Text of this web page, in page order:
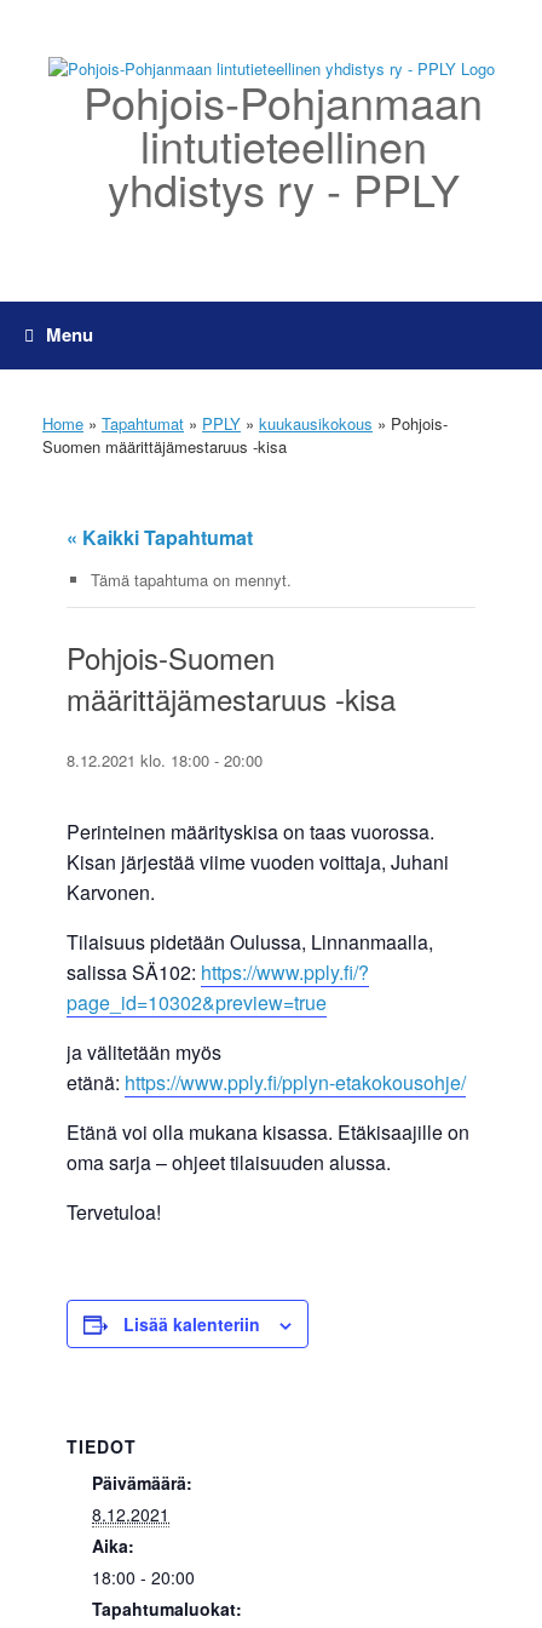
content
Pohjois-Pohjanmaan
lintutieteellinen
yhdistys ry - PPLY
Menu
Home » Tapahtumat » PPLY » kuukausikokous » Pohjois-
Suomen määrittäjämestaruus -kisa
« Kaikki Tapahtumat
Tämä tapahtuma on mennyt.
Pohjois-Suomen
määrittäjämestaruus -kisa
8.12.2021 klo. 18:00 - 20:00
Perinteinen määrityskisa on taas vuorossa.
Kisan järjestää viime vuoden voittaja, Juhani
Karvonen.
Tilaisuus pidetään Oulussa, Linnanmaalla,
salissa SÄ102: https://www.pply.fi/?
page_id=10302&preview=true
ja välitetään myös
etänä: https://www.pply.fi/pplyn-etakokousohje/
Etänä voi olla mukana kisassa. Etäkisaajille on
oma sarja – ohjeet tilaisuuden alussa.
Tervetuloa!
Lisää kalenteriin
TIEDOT
Päivämäärä:
8.12.2021
Aika:
18:00 - 20:00
Tapahtumaluokat: